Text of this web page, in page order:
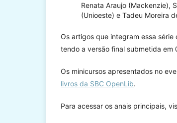
Renata Araujo (Mackenzie),
(Unioeste) e Tadeu Moreira
Os artigos que integram essa
tendo a versão final submetida
Os minicursos apresentados no
livros da SBC OpenLib.
Para acessar os anais principais,